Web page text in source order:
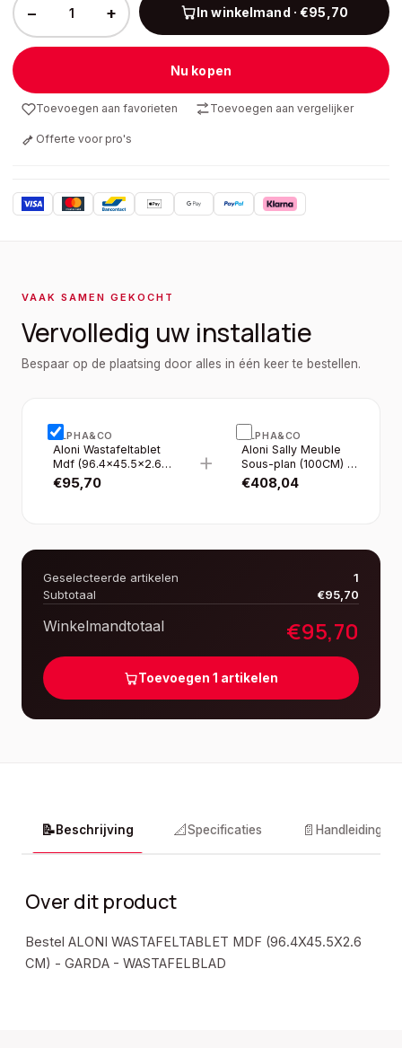
− + In winkelmand · €95,70
Nu kopen
Toevoegen aan favorieten Toevoegen aan vergelijker
Offerte voor pro's
VAAK SAMEN GEKOCHT
Vervolledig uw installatie
Bespaar op de plaatsing door alles in één keer te bestellen.
ALPHA&CO
Aloni Wastafeltablet
Mdf (96.4×45.5×2.6
Cm) - Garda
€95,70
+
ALPHA&CO
Aloni Sally Meuble
Sous-plan (100CM) -
Garda
€408,04
Geselecteerde artikelen
1
Subtotaal
€95,70
Winkelmandtotaal €95,70
Toevoegen 1 artikelen
📝Beschrijving 📐Specificaties 📄 Handleidingen
Over dit product
Bestel ALONI WASTAFELTABLET MDF (96.4X45.5X2.6
CM) - GARDA - WASTAFELBLAD